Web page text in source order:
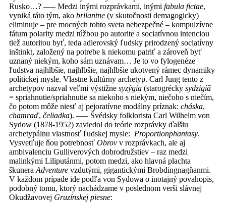
Rusko…? ––– Medzi inými rozprávkami, inými fabula fictae,
vyniká táto tým, ako brilantne (v skutočnosti demagogicky)
eliminuje – pre mocných tohto sveta nebezpečné – kompulzívne
fátum polarity medzi túžbou po autorite a sociatívnou intenciou
tiež autoritou byť, teda adlerovský ľudsky prirodzený sociatívny
inštinkt, založený na potrebe k niekomu patriť a zároveň byť
uznaný niekým, koho sám uznávam… Je to vo fylogenéze
ľudstva najhlbšie, najhlbšie, najhlbšie ukotvený rámec dynamiky
politickej mysle. Vlastne kultúrny archetyp. Carl Jung tento z
archetypov nazval veľmi výstižne syzýgia (starogrécky sydzigíā
= spriahnutie/spriahnutie sa niekoho s niekým, niečoho s niečím,
čo potom môže niesť aj pejoratívne modálny príznak: cháska,
chamraď, čeliadka). ––– Švédsky folklorista Carl Wilhelm von
Sydow (1878-1952) zaviedol do teórie rozprávky ďalšiu
archetypálnu vlastnosť ľudskej mysle: Proportionphantasy.
Vysvetľuje ňou potrebnosť Obrov v rozprávkach, ale aj
ambivalenciu Gulliverových dobrodružstiev – raz medzi
malinkými Liliputánmi, potom medzi, ako hlavná plachta
škunera Adventure vzdutými, gigantickými Brobdingnagňanmi.
V každom prípade ide podľa von Sydowa o inotajný povahopis,
podobný tomu, ktorý nachádzame v poslednom verši slávnej
Okudžavovej Gruzínskej piesne: